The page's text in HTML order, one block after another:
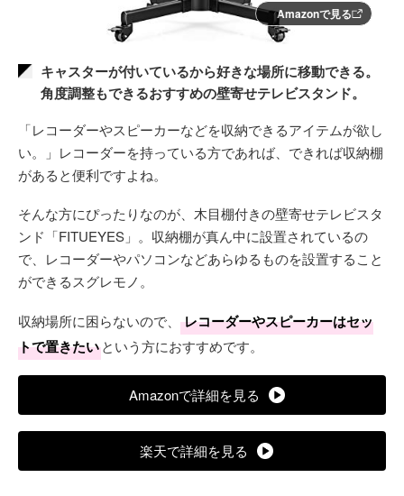
Amazonで見る
キャスターが付いているから好きな場所に移動できる。
角度調整もできるおすすめの壁寄せテレビスタンド。
「レコーダーやスピーカーなどを収納できるアイテムが欲し
い。」レコーダーを持っている方であれば、できれば収納棚
があると便利ですよね。
そんな方にぴったりなのが、木目棚付きの壁寄せテレビスタ
ンド「FITUEYES」。収納棚が真ん中に設置されているの
で、レコーダーやパソコンなどあらゆるものを設置すること
ができるスグレモノ。
収納場所に困らないので、
レコーダーやスピーカーはセッ
トで置きたいという方におすすめです。
Amazonで詳細を見る
楽天で詳細を見る